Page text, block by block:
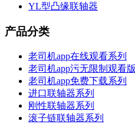
YL型凸缘联轴器
产品分类
老司机app在线观看系列
老司机app污无限制观看
老司机app免费下载系列
进口联轴器系列
刚性联轴器系列
滚子链联轴器系列